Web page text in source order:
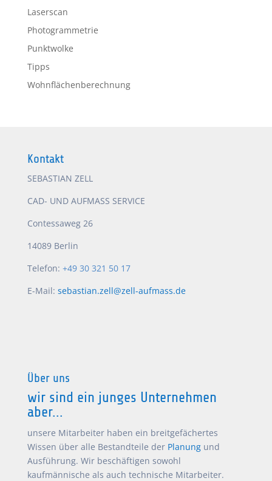
Laserscan
Photogrammetrie
Punktwolke
Tipps
Wohnflächenberechnung
Kontakt
SEBASTIAN ZELL
CAD- UND AUFMASS SERVICE
Contessaweg 26
14089 Berlin
Telefon: +49 30 321 50 17
E-Mail: sebastian.zell@zell-aufmass.de
Über uns
wir sind ein junges Unternehmen
aber...
unsere Mitarbeiter haben ein breitgefächertes
Wissen über alle Bestandteile der Planungund
Ausführung. Wir beschäftigen sowohl
kaufmännische als auch technische Mitarbeiter.